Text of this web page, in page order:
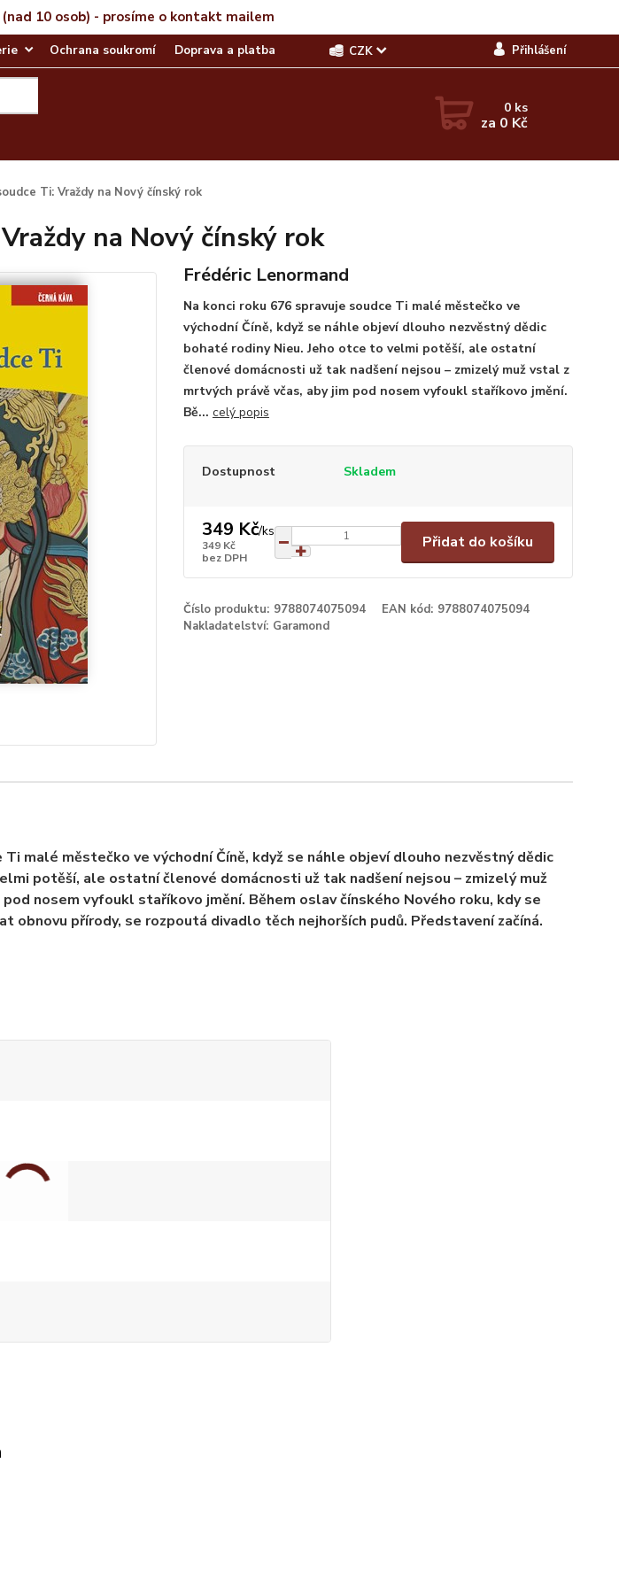
10 osob) - prosíme o kontakt mailem
Ochrana soukromí Doprava a platba CZK Přihlášení
0 ks
za 0 Kč
Ti: Vraždy na Nový čínský rok
na Nový čínský rok
Frédéric Lenormand
Na konci roku 676 spravuje soudce Ti malé městečko ve
východní Číně, když se náhle objeví dlouho nezvěstný dědic
bohaté rodiny Nieu. Jeho otce to velmi potěší, ale ostatní
členové domácnosti už tak nadšení nejsou – zmizelý muž vstal z
mrtvých právě včas, aby jim pod nosem vyfoukl staříkovo jmění.
Bě... celý popis
Dostupnost Skladem
349 Kč/ks
349 Kč
bez DPH
Přidat do košíku
Číslo produktu: 9788074075094 EAN kód: 9788074075094
Nakladatelství: Garamond
malé městečko ve východní Číně, když se náhle objeví dlouho nezvěstný dědic
potěší, ale ostatní členové domácnosti už tak nadšení nejsou – zmizelý muž
nosem vyfoukl staříkovo jmění. Během oslav čínského Nového roku, kdy se
obnovu přírody, se rozpoutá divadlo těch nejhorších pudů. Představení začíná.